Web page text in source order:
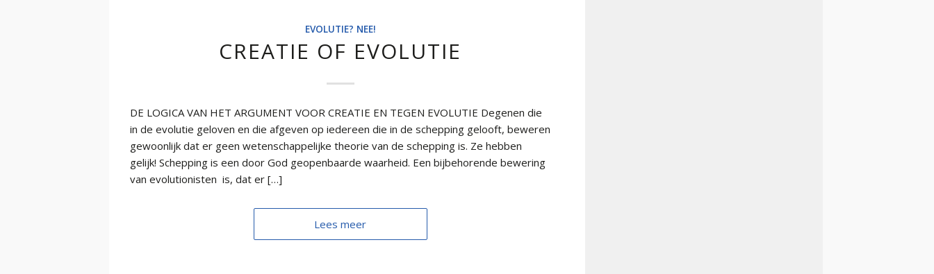
EVOLUTIE? NEE!
CREATIE OF EVOLUTIE
DE LOGICA VAN HET ARGUMENT VOOR CREATIE EN TEGEN EVOLUTIE Degenen die
in de evolutie geloven en die afgeven op iedereen die in de schepping gelooft, beweren
gewoonlijk dat er geen wetenschappelijke theorie van de schepping is. Ze hebben
gelijk! Schepping is een door God geopenbaarde waarheid. Een bijbehorende bewering
van evolutionisten is, dat er […]
Lees meer